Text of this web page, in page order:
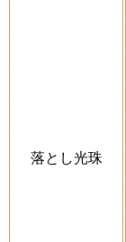
落とし光珠